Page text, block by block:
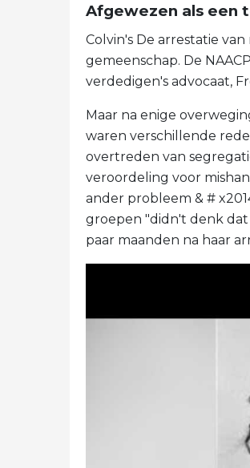
Afgewezen als een
Colvin's De arrestatie
gemeenschap. De
verdedigen's advocaat,
Maar na enige
waren verschillende
overtreden van
veroordeling voor
ander probleem & #
groepen "didn't denk dat
paar maanden na haar